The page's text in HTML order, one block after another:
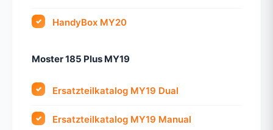
HandyBox MY20
Moster 185 Plus MY19
Ersatzteilkatalog MY19 Dual
Ersatzteilkatalog MY19 Manual